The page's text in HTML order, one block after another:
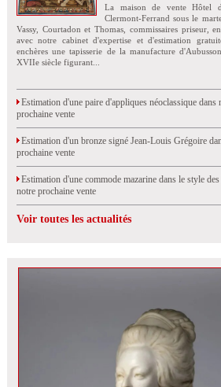
La maison de vente Hôtel
Clermont-Ferrand sous le
Vassy, Courtadon et Thomas, commissaires priseur,
avec notre cabinet d'expertise et d'estimation
enchères une tapisserie de la manufacture
XVIIe siècle figurant...
Estimation d'une paire d'appliques néoclassique dans
prochaine vente
Estimation d'un bronze signé Jean-Louis Grégoire
prochaine vente
Estimation d'une commode mazarine dans le style des
notre prochaine vente
Voir toutes les actualités